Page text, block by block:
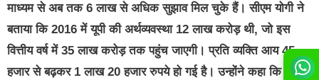
माध्यम से अब तक 6 लाख से अधिक सुझाव मिल चुके हैं। सीएम योगी ने
बताया कि 2016 में यूपी की अर्थव्यवस्था 12 लाख करोड़ थी, जो इस
वित्तीय वर्ष में 35 लाख करोड़ तक पहुंच जाएगी। प्रति व्यक्ति आय 45
हजार से बढ़कर 1 लाख 20 हजार रुपये हो गई है। उन्होंने कहा कि हमने